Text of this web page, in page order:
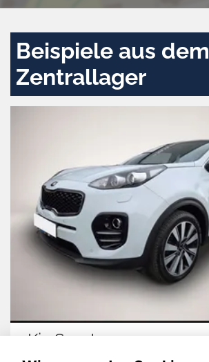
Beispiele aus dem
Zentrallager
Kia Sportage